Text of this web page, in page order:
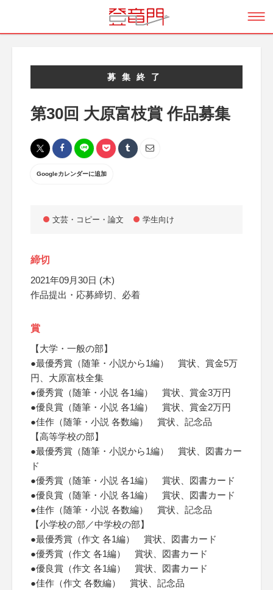
募集終了
第30回 大原富枝賞 作品募集
Googleカレンダーに追加
文芸・コピー・論文 学生向け
締切
2021年09月30日 (木)
作品提出・応募締切、必着
賞
【大学・一般の部】
●最優秀賞（随筆・小説から1編） 賞状、賞金5万
円、大原富枝全集
●優秀賞（随筆・小説 各1編） 賞状、賞金3万円
●優良賞（随筆・小説 各1編） 賞状、賞金2万円
●佳作（随筆・小説 各数編） 賞状、記念品
【高等学校の部】
●最優秀賞（随筆・小説から1編） 賞状、図書カー
ド
●優秀賞（随筆・小説 各1編） 賞状、図書カード
●優良賞（随筆・小説 各1編） 賞状、図書カード
●佳作（随筆・小説 各数編） 賞状、記念品
【小学校の部／中学校の部】
●最優秀賞（作文 各1編） 賞状、図書カード
●優秀賞（作文 各1編） 賞状、図書カード
●優良賞（作文 各1編） 賞状、図書カード
●佳作（作文 各数編） 賞状、記念品